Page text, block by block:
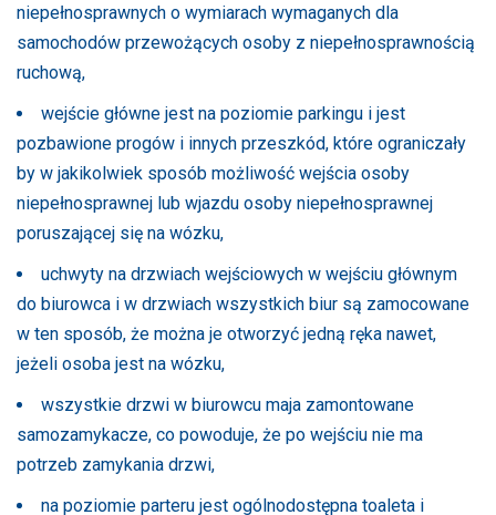
niepełnosprawnych o wymiarach wymaganych dla
samochodów przewożących osoby z niepełnosprawnością
ruchową,
wejście główne jest na poziomie parkingu i jest
pozbawione progów i innych przeszkód, które ograniczały
by w jakikolwiek sposób możliwość wejścia osoby
niepełnosprawnej lub wjazdu osoby niepełnosprawnej
poruszającej się na wózku,
uchwyty na drzwiach wejściowych w wejściu głównym
do biurowca i w drzwiach wszystkich biur są zamocowane
w ten sposób, że można je otworzyć jedną ręka nawet,
jeżeli osoba jest na wózku,
wszystkie drzwi w biurowcu maja zamontowane
samozamykacze, co powoduje, że po wejściu nie ma
potrzeb zamykania drzwi,
na poziomie parteru jest ogólnodostępna toaleta i